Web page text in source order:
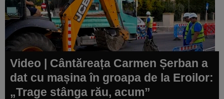
Video | Cântăreața Carmen Șerban a
dat cu mașina în groapa de la Eroilor:
„Trage stânga rău, acum”